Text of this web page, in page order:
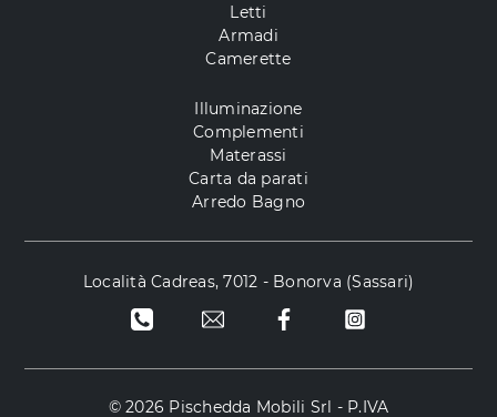
Letti
Armadi
Camerette
Illuminazione
Complementi
Materassi
Carta da parati
Arredo Bagno
Località Cadreas, 7012 - Bonorva (Sassari)
© 2026 Pischedda Mobili Srl - P.IVA